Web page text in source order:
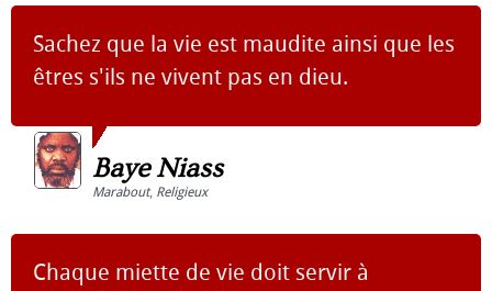
Sachez que la vie est maudite ainsi que les
êtres s'ils ne vivent pas en dieu.
Baye Niass
Marabout, Religieux
Chaque miette de vie doit servir à